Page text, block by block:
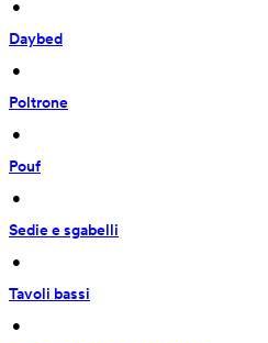
•
Daybed
•
Poltrone
•
Pouf
•
Sedie e sgabelli
•
Tavoli bassi
•